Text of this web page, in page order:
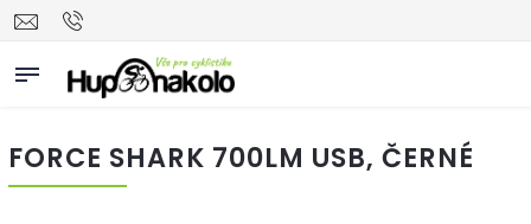
FORCE SHARK 700LM USB, ČERNÉ